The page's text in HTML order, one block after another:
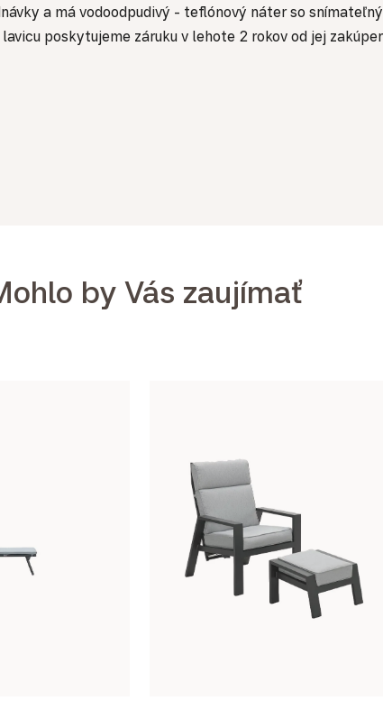
a má vodoodpudivý - teflónový náter so
poskytujeme záruku v lehote 2 rokov od jej
by Vás zaujímať